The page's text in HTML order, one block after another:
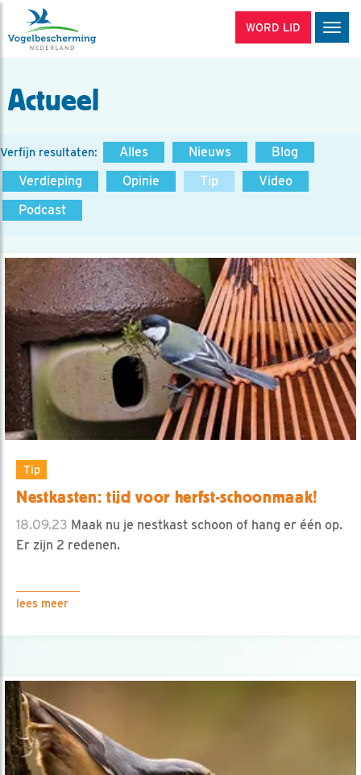
WORD LID
Actueel
Verfijn resultaten: Alles Nieuws
Blog
Verdieping
Opinie Tip
Video
Podcast
Tip
Nestkasten: tijd voor herfst-schoonmaak!
18.09.23 Maak nu je nestkast schoon of hang er één op.
Er zijn 2 redenen.
lees meer